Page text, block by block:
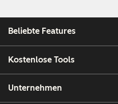
Beliebte Features
Kostenlose Tools
Unternehmen